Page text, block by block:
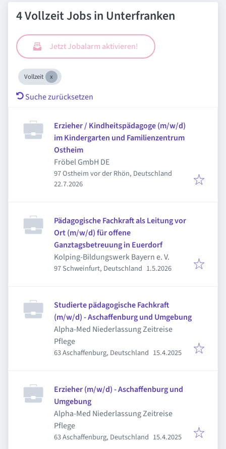
4 Vollzeit Jobs in Unterfranken
Jetzt Jobalarm aktivieren!
Vollzeit
Suche zurücksetzen
Erzieher / Kindheitspädagoge (m/w/d)
im Kindergarten und Familienzentrum
Ostheim
Fröbel GmbH DE
97 Ostheim vor der Rhön, Deutschland
Veröffentlicht
22.7.2026
Pädagogische Fachkraft als Leitung vor
Ort (m/w/d) für offene
Ganztagsbetreuung in Euerdorf
Kolping-Bildungswerk Bayern e. V.
97 Schweinfurt, Deutschland Veröffentlicht
1.5.2026
Studierte pädagogische Fachkraft
(m/w/d) - Aschaffenburg und Umgebung
Alpha-Med Niederlassung Zeitreise
Pflege
63 Aschaffenburg, Deutschland Veröffentlicht :
15.4.2025
Erzieher (m/w/d) - Aschaffenburg und
Umgebung
Alpha-Med Niederlassung Zeitreise
Pflege
63 Aschaffenburg, Deutschland Veröffentlicht :
15.4.2025